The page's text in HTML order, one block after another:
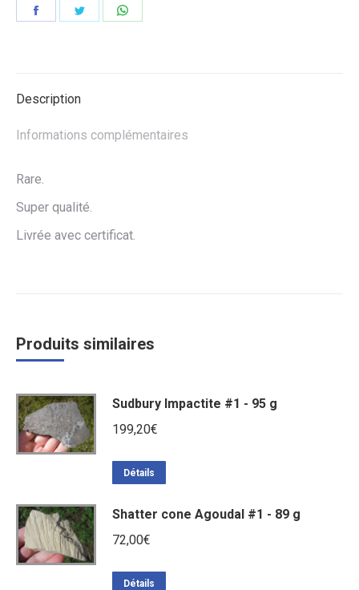
Partager Partager
Description
Informations complémentaires
Rare.
Super qualité.
Livrée avec certificat.
Produits similaires
Sudbury Impactite #1 - 95 g
199,20€
Détails
Shatter cone Agoudal #1 - 89 g
72,00€
Détails